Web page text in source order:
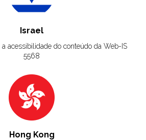
Israel
acessibilidade do conteúdo da Web-IS
5568
Hong Kong